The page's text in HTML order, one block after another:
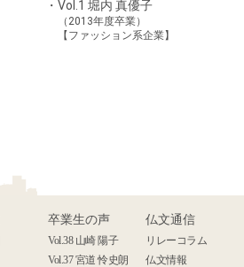
Vol.1 堀内 真優子
（2013年度卒業）
【ファッション系企業】
卒業生の声
Vol.38 山崎 陽子
Vol.37 宮道 怜史朗
仏文通信
リレーコラム
仏文情報